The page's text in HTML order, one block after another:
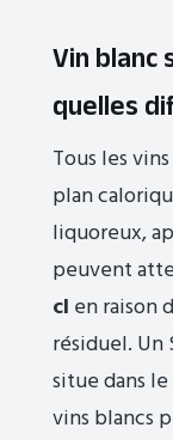
Vin blanc
quelles
Tous les
plan
liquoreux,
peuvent
cl en raison
résiduel. Un
situe dans
vins blancs